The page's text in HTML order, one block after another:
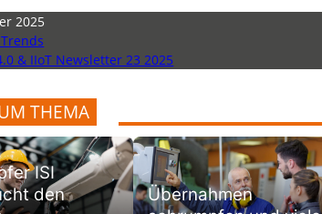
2025
& IIoT Newsletter 23 2025
THEMA
ISI
den
Übernahmen